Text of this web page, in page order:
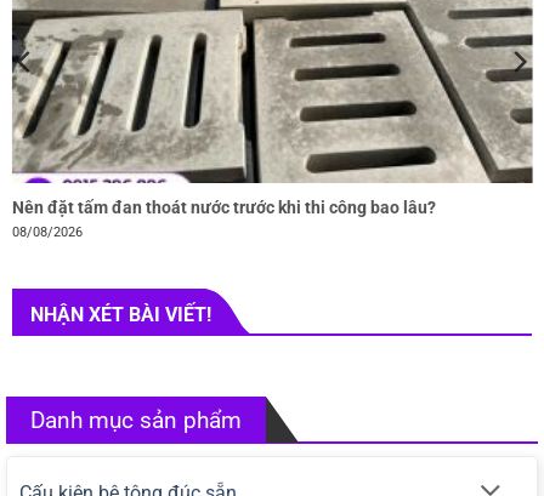
Nên đặt tấm đan thoát nước trước khi thi công bao lâu?
08/08/2026
NHẬN XÉT BÀI VIẾT!
Danh mục sản phẩm